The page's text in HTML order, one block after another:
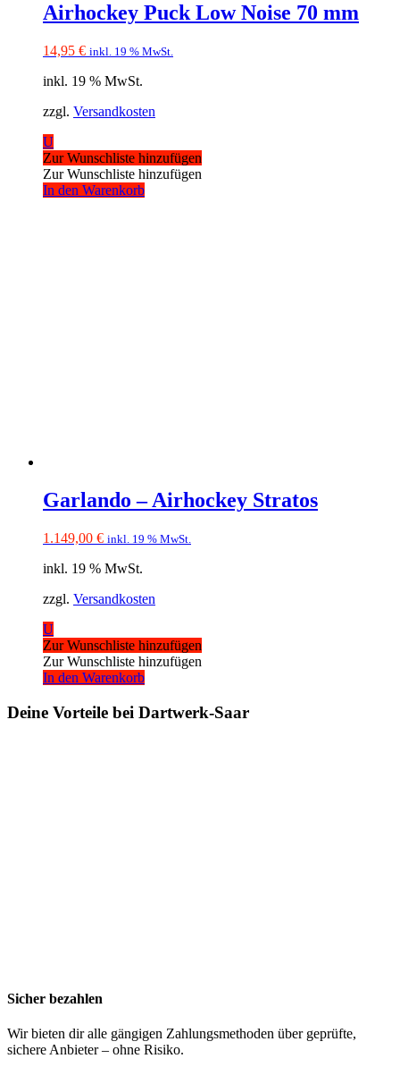
Airhockey Puck Low Noise 70 mm
14,95 € inkl. 19 % MwSt.
inkl. 19 % MwSt.
zzgl. Versandkosten
U
Zur Wunschliste hinzufügen
Zur Wunschliste hinzufügen
In den Warenkorb
Garlando – Airhockey Stratos
1.149,00 € inkl. 19 % MwSt.
inkl. 19 % MwSt.
zzgl. Versandkosten
U
Zur Wunschliste hinzufügen
Zur Wunschliste hinzufügen
In den Warenkorb
Deine Vorteile bei Dartwerk-Saar
Sicher bezahlen
Wir bieten dir alle gängigen Zahlungsmethoden über geprüfte,
sichere Anbieter – ohne Risiko.